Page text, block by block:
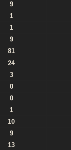
9
1
1
9
81
24
3
0
0
1
10
9
13